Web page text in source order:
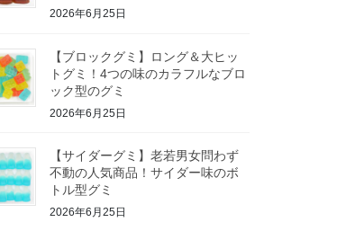
2026年6月25日
【ブロックグミ】ロング＆大ヒッ
トグミ！4つの味のカラフルなブロ
ック型のグミ
2026年6月25日
【サイダーグミ】老若男女問わず
不動の人気商品！サイダー味のボ
トル型グミ
2026年6月25日